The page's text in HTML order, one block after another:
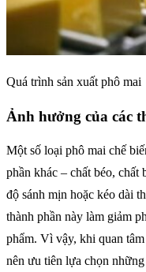
Quá trình sản xuất phô mai
Ảnh hưởng của các
Một số loại phô mai chế
phần khác – chất béo,
độ sánh mịn hoặc kéo dài
thành phần này làm giảm
phẩm. Vì vậy, khi quan
nên ưu tiên lựa chọn